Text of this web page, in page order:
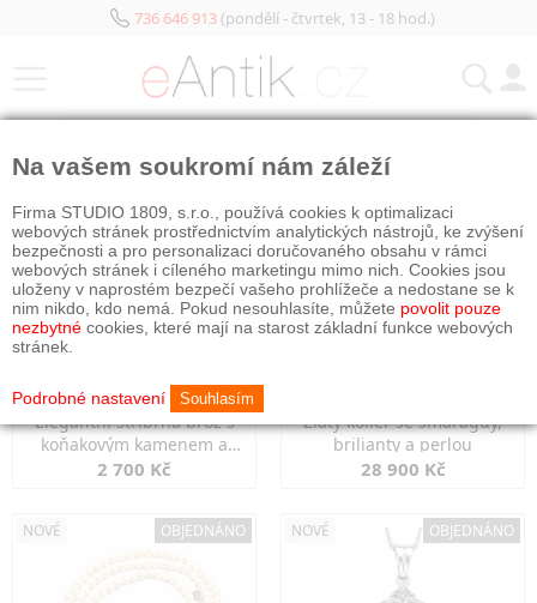
736 646 913(pondělí - čtvrtek, 13 - 18 hod.)
Elegantní stříbrná brož s
koňakovým kamenem a
markazity
2 700 Kč
Zlatý kolier se smaragdy,
brilianty a perlou
28 900 Kč
NOVÉ OBJEDNÁNO NOVÉ OBJEDNÁNO
Na vašem soukromí nám záleží
Firma STUDIO 1809, s.r.o., používá cookies k optimalizaci
webových stránek prostřednictvím analytických nástrojů, ke zvýšení
bezpečnosti a pro personalizaci doručovaného obsahu v rámci
webových stránek i cíleného marketingu mimo nich. Cookies jsou
uloženy v naprostém bezpečí vašeho prohlížeče a nedostane se k
nim nikdo, kdo nemá. Pokud nesouhlasíte, můžete povolit pouze
nezbytné cookies, které mají na starost základní funkce webových
stránek.
Podrobné nastavení Souhlasím